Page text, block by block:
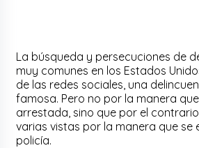
La búsqueda y persecuciones de
muy comunes en los Estados
de las redes sociales, una
famosa. Pero no por la manera
arrestada, sino que por el
varias vistas por la manera que se
policía.